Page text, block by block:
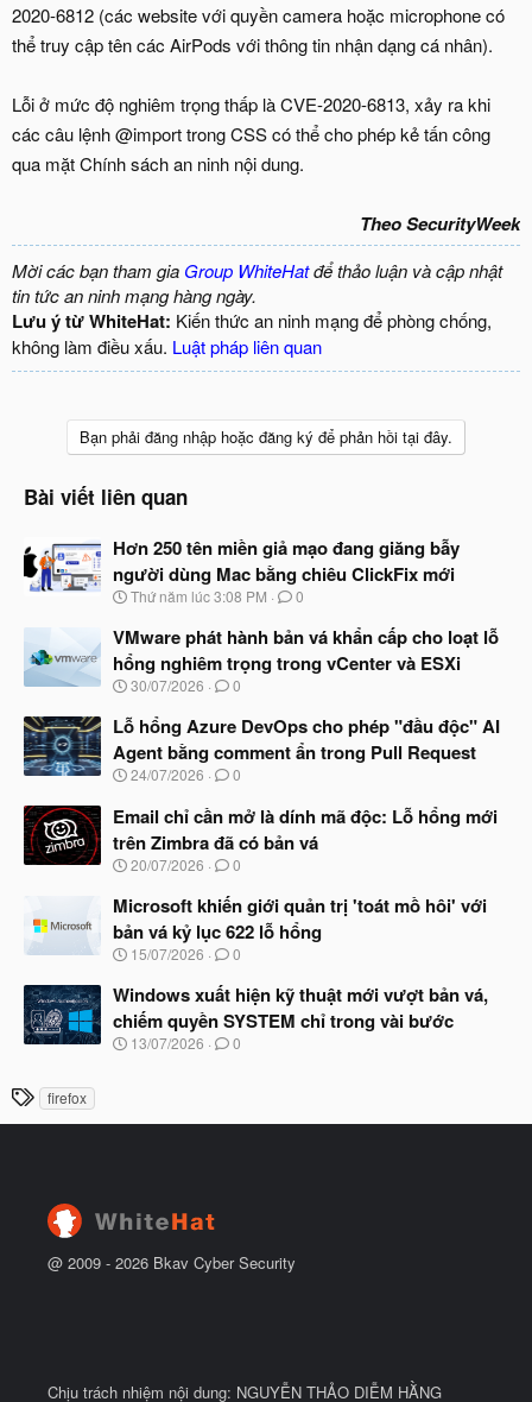
2020-6812 (các website với quyền camera hoặc microphone có
thể truy cập tên các AirPods với thông tin nhận dạng cá nhân).
Lỗi ở mức độ nghiêm trọng thấp là CVE-2020-6813, xảy ra khi
các câu lệnh @import trong CSS có thể cho phép kẻ tấn công
qua mặt Chính sách an ninh nội dung.
Theo SecurityWeek
Mời các bạn tham gia Group WhiteHatđể thảo luận và cập nhật
tin tức an ninh mạng hàng ngày.
Lưu ý từ WhiteHat: Kiến thức an ninh mạng để phòng chống,
không làm điều xấu. Luật pháp liên quan
Bạn phải đăng nhập hoặc đăng ký để phản hồi tại đây.
Bài viết liên quan
Hơn 250 tên miền giả mạo đang giăng bẫy
người dùng Mac bằng chiêu ClickFix mới
N
à
y
b
ắ
đ
ầ
u
Thứ năm lúc 3:08 PM 0
VMware phát hành bản vá khẩn cấp cho loạt lỗ
hổng nghiêm trọng trong vCenter và ESXi
N
à
b
ắ
đ
ầ
u
30/07/2026 0
Lỗ hổng Azure DevOps cho phép "đầu độc" AI
Agent bằng comment ẩn trong Pull Request
N
à
y
b
ắ
đ
ầ
u
24/07/2026 0
Email chỉ cần mở là dính mã độc: Lỗ hổng mới
trên Zimbra đã có bản vá
N
à
y
b
ắ
đ
ầ
u
20/07/2026 0
Microsoft khiến giới quản trị 'toát mồ hôi' với
bản vá kỷ lục 622 lỗ hổng
N
à
b
ắ
u
15/07/2026 0
Windows xuất hiện kỹ thuật mới vượt bản vá,
chiếm quyền SYSTEM chỉ trong vài bước
N
u
13/07/2026 0
T
h
firefox
@ 2009 - 2026 Bkav Cyber Security
Chịu trách nhiệm nội dung: NGUYỄN THẢO DIỄM HẰNG